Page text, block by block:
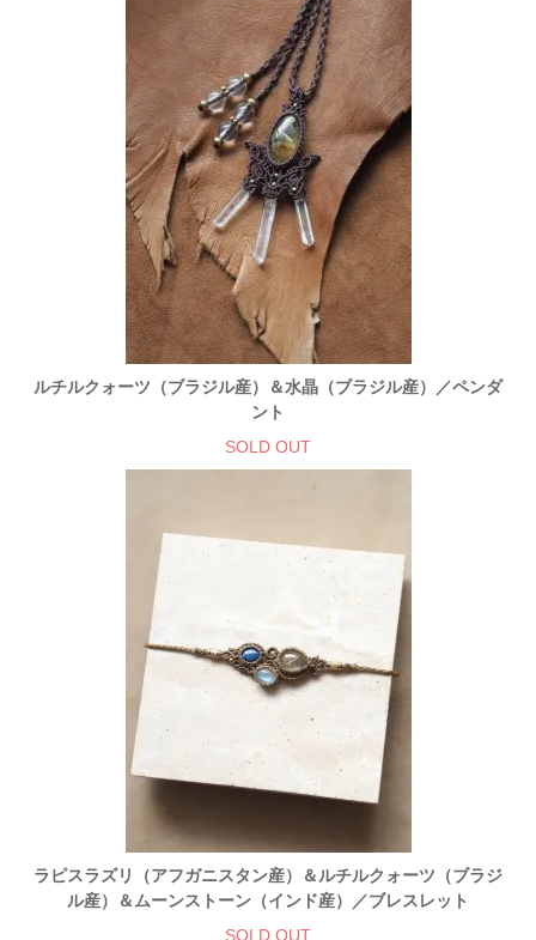
ルチルクォーツ（ブラジル産）＆水晶（ブラジル産）／ペンダ
ント
SOLD OUT
ラピスラズリ（アフガニスタン産）＆ルチルクォーツ（ブラジ
ル産）＆ムーンストーン（インド産）／ブレスレット
SOLD OUT